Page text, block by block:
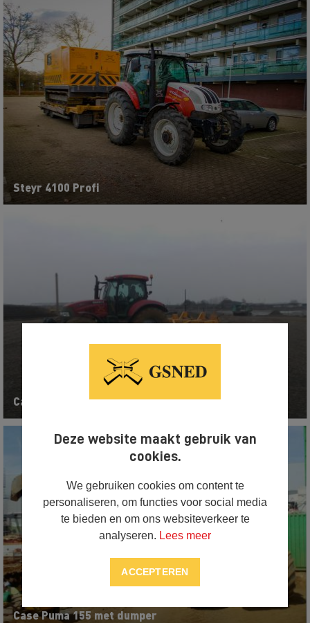
Deze website maakt gebruik van
cookies.
We gebruiken cookies om content te
personaliseren, om functies voor social media
te bieden en om ons websiteverkeer te
analyseren. Lees meer
ACCEPTEREN
Steyr 4100 Profi
Case Puma 155 met kilver
Case Puma 155 met dumper